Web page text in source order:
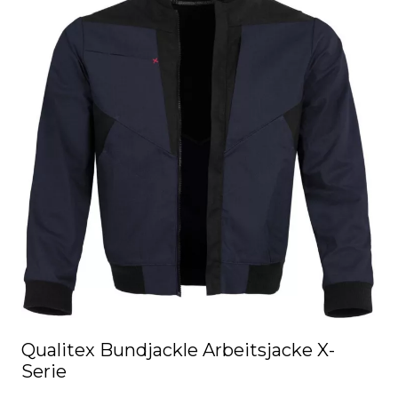
Qualitex Bundjackle Arbeitsjacke X-
Serie